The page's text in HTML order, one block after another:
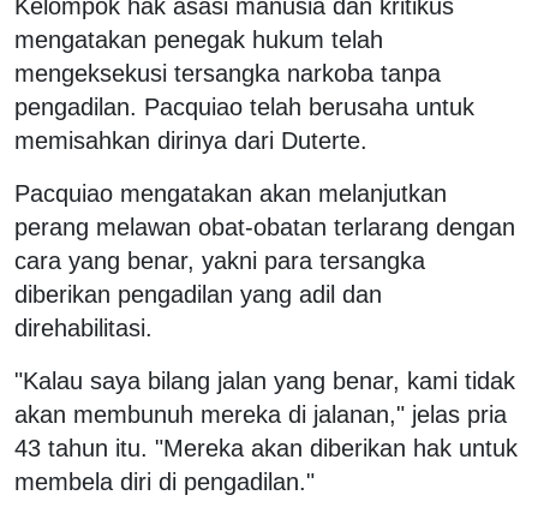
Kelompok hak asasi manusia dan kritikus
mengatakan penegak hukum telah
mengeksekusi tersangka narkoba tanpa
pengadilan. Pacquiao telah berusaha untuk
memisahkan dirinya dari Duterte.
Pacquiao mengatakan akan melanjutkan
perang melawan obat-obatan terlarang dengan
cara yang benar, yakni para tersangka
diberikan pengadilan yang adil dan
direhabilitasi.
"Kalau saya bilang jalan yang benar, kami tidak
akan membunuh mereka di jalanan," jelas pria
43 tahun itu. "Mereka akan diberikan hak untuk
membela diri di pengadilan."